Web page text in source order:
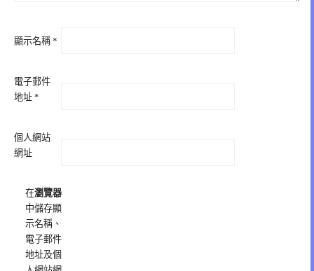
顯示名稱 *
電子郵件
地址 *
個人網站
網址
在瀏覽器
中儲存顯
示名稱、
電子郵件
地址及個